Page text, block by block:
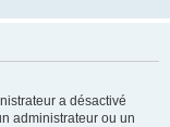
a désactivé
administrateur ou un